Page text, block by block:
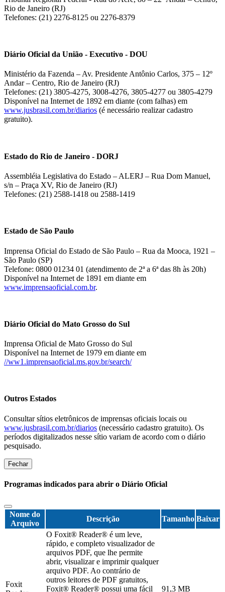
Rio de Janeiro (RJ)
Telefones: (21) 2276-8125 ou 2276-8379
Diário Oficial da União - Executivo - DOU
Ministério da Fazenda – Av. Presidente Antônio Carlos, 375 – 12º
Andar – Centro, Rio de Janeiro (RJ)
Telefones: (21) 3805-4275, 3008-4276, 3805-4277 ou 3805-4279
Disponível na Internet de 1892 em diante (com falhas) em
www.jusbrasil.com.br/diarios (é necessário realizar cadastro
gratuito).
Estado do Rio de Janeiro - DORJ
Assembléia Legislativa do Estado – ALERJ – Rua Dom Manuel,
s/n – Praça XV, Rio de Janeiro (RJ)
Telefones: (21) 2588-1418 ou 2588-1419
Estado de São Paulo
Imprensa Oficial do Estado de São Paulo – Rua da Mooca, 1921 –
São Paulo (SP)
Telefone: 0800 01234 01 (atendimento de 2ª a 6ª das 8h às 20h)
Disponível na Internet de 1891 em diante em
www.imprensaoficial.com.br.
Diário Oficial do Mato Grosso do Sul
Imprensa Oficial de Mato Grosso do Sul
Disponível na Internet de 1979 em diante em
//ww1.imprensaoficial.ms.gov.br/search/
Outros Estados
Consultar sítios eletrônicos de imprensas oficiais locais ou
www.jusbrasil.com.br/diarios (necessário cadastro gratuito). Os
períodos digitalizados nesse sítio variam de acordo com o diário
pesquisado.
Fechar
Programas indicados para abrir o Diário Oficial
Nome do
Arquivo
Descrição Tamanho Baixar
Foxit
O Foxit® Reader® é um leve,
rápido, e completo visualizador de
arquivos PDF, que lhe permite
abrir, visualizar e imprimir qualquer
arquivo PDF. Ao contrário de
outros leitores de PDF gratuitos,
Foxit® Reader® possui uma fácil
91,3 MB